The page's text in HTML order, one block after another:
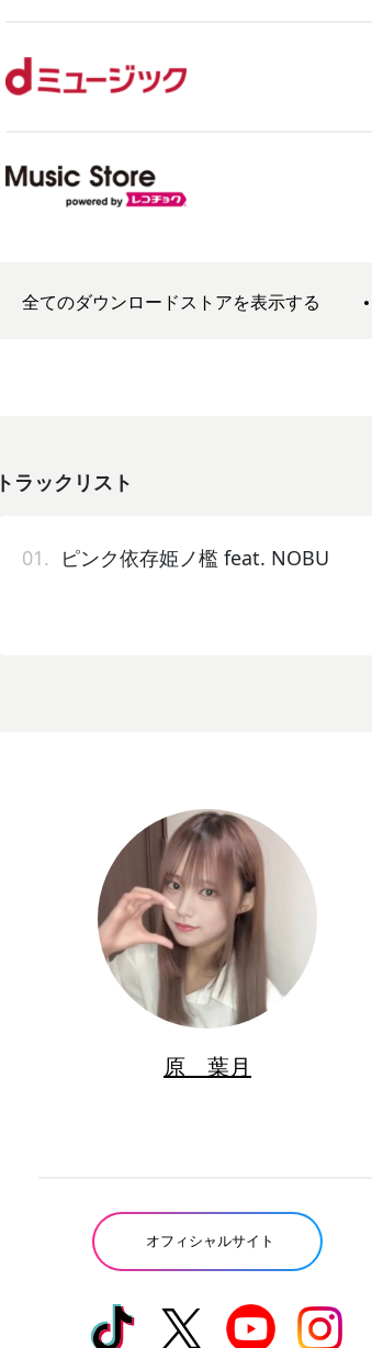
全てのダウンロードストアを表示する
トラックリスト
01. ピンク依存姫ノ檻 feat. NOBU
原 葉月
オフィシャルサイト